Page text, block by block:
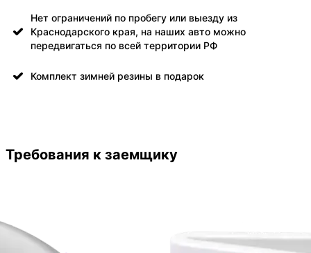
Нет ограничений по пробегу или выезду из
Краснодарского края, на наших авто можно
передвигаться по всей территории РФ
Комплект зимней резины в подарок
Требования к заемщику